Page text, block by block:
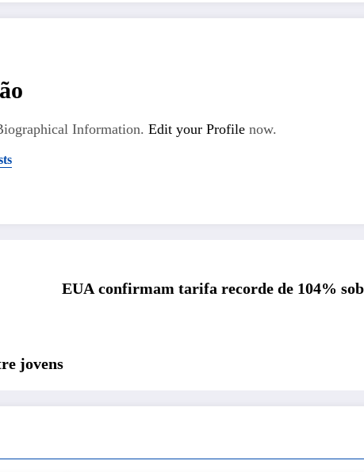
Information. Edit your Profile now.
EUA confirmam tarifa recorde de 104%
jovens